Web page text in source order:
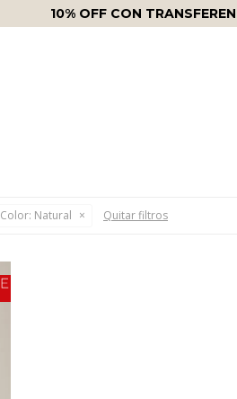
10% OFF CON
Color: Natural Quitar filtros